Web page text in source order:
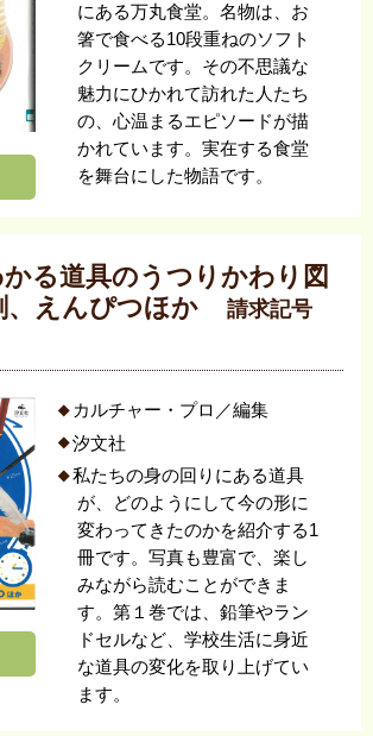
にある万丸食堂。名物は、お
箸で食べる10段重ねのソフト
クリームです。その不思議な
魅力にひかれて訪れた人たち
の、心温まるエピソードが描
かれています。実在する食堂
を舞台にした物語です。
る道具のうつりかわり図
、えんぴつほか
請求記号
カルチャー・プロ／編集
汐文社
私たちの身の回りにある道具
が、どのようにして今の形に
変わってきたのかを紹介する1
冊です。写真も豊富で、楽し
みながら読むことができま
す。第１巻では、鉛筆やラン
ドセルなど、学校生活に身近
な道具の変化を取り上げてい
ます。